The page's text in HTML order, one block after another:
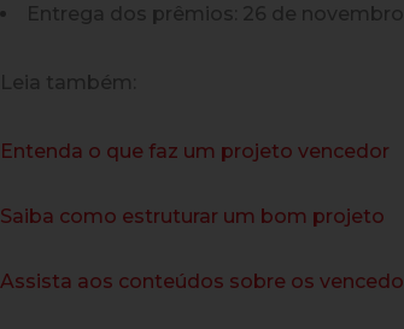
Entrega dos prêmios:
26 de novembro
Leia também:
Entenda o que faz um projeto vencedor
Saiba como estruturar um bom projeto
Assista aos conteúdos sobre os